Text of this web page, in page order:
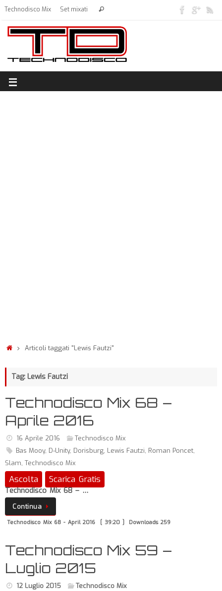
Technodisco Mix Set mixati
Articoli taggati "Lewis Fautzi"
Tag: Lewis Fautzi
Technodisco Mix 68 –
Aprile 2016
16 Aprile 2016
Technodisco Mix
Bas Mooy, D-Unity, Dorisburg, Lewis Fautzi, Roman Poncet,
Slam, Technodisco Mix
Ascolta Scarica Gratis
Technodisco Mix 68 – …
Continua
Technodisco Mix 68 - April 2016 [ 39:20 ] Downloads 259
Technodisco Mix 59 –
Luglio 2015
12 Luglio 2015
Technodisco Mix